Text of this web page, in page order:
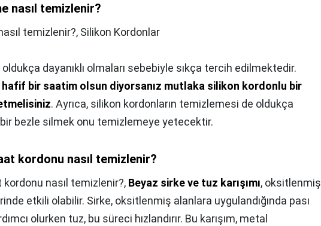
nasıl temizlenir?
temizlenir?, Silikon Kordonlar
dayanıklı olmaları sebebiyle sıkça tercih edilmektedir.
hafif bir saatim olsun diyorsanız mutlaka silikon kordonlu bir
. Ayrıca, silikon kordonların temizlemesi de oldukça
bezle silmek onu temizlemeye yetecektir.
kordonu nasıl temizlenir?
nasıl temizlenir?, Beyaz sirke ve tuz karışımı, oksitlenmiş
etkili olabilir. Sirke, oksitlenmiş alanlara uygulandığında pası
olurken tuz, bu süreci hızlandırır. Bu karışım, metal